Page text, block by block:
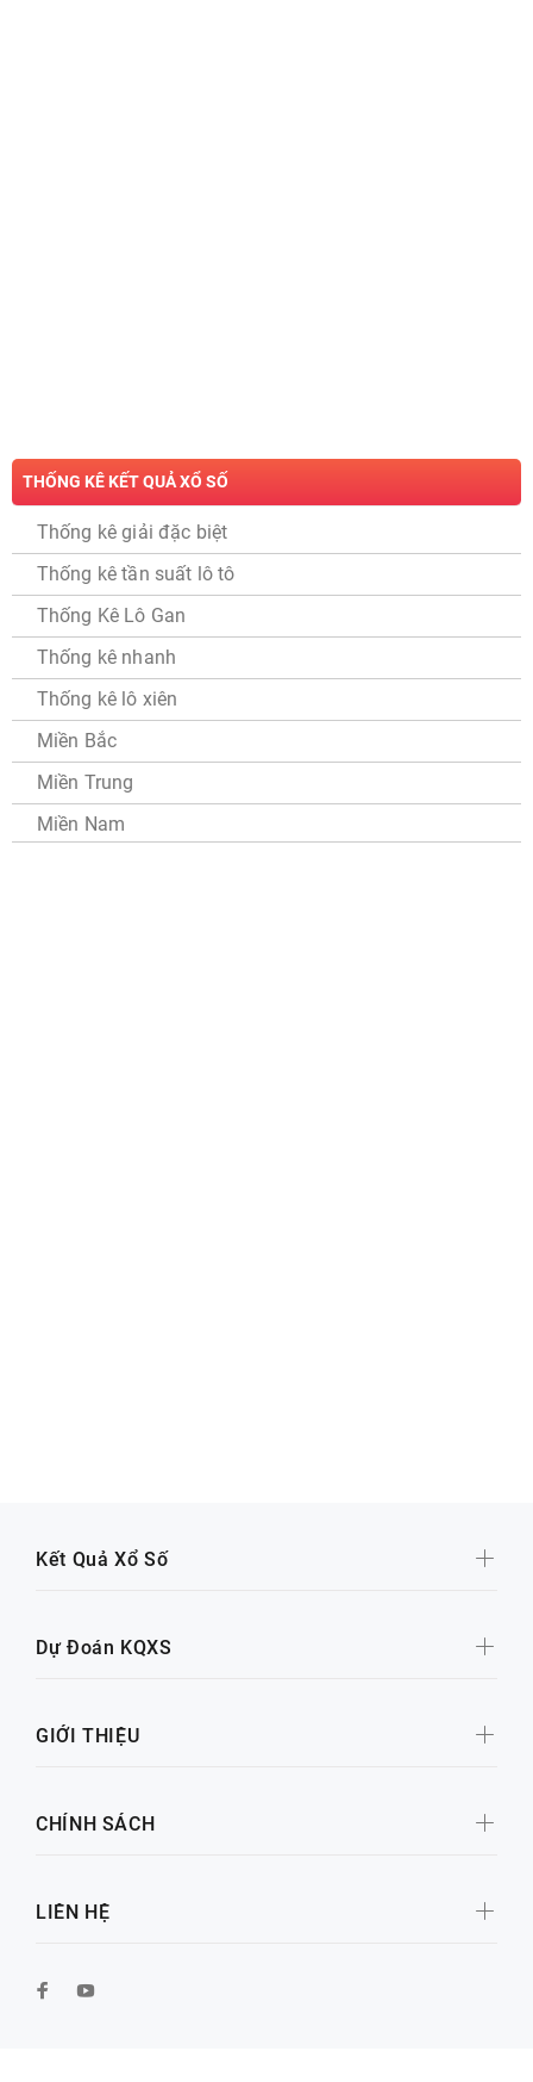
THỐNG KÊ KẾT QUẢ XỔ SỐ
Thống kê giải đặc biệt
Thống kê tần suất lô tô
Thống Kê Lô Gan
Thống kê nhanh
Thống kê lô xiên
Miền Bắc
Miền Trung
Miền Nam
Kết Quả Xổ Số
Dự Đoán KQXS
GIỚI THIỆU
CHÍNH SÁCH
LIÊN HỆ